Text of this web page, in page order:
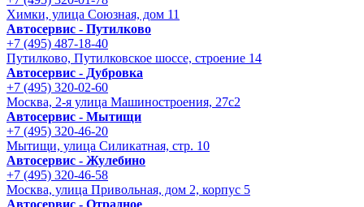
Химки, улица Союзная, дом 11
Автосервис - Путилково
+7 (495) 487-18-40
Путилково, Путилковское шоссе, строение 14
Автосервис - Дубровка
+7 (495) 320-02-60
Москва, 2-я улица Машиностроения, 27с2
Автосервис - Мытищи
+7 (495) 320-46-20
Мытищи, улица Силикатная, стр. 10
Автосервис - Жулебино
+7 (495) 320-46-58
Москва, улица Привольная, дом 2, корпус 5
Автосервис - Отрадное